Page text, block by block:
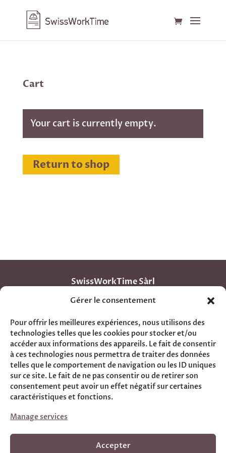
Gérer le consentement
Pour offrir les meilleures expériences, nous utilisons des
technologies telles que les cookies pour stocker et/ou
accéder aux informations des appareils. Le fait de consentir
à ces technologies nous permettra de traiter des données
telles que le comportement de navigation ou les ID uniques
sur ce site. Le fait de ne pas consentir ou de retirer son
consentement peut avoir un effet négatif sur certaines
caractéristiques et fonctions.
Manage services
Accepter
Cart
Your cart is currently empty.
Return to shop
SwissWorkTime Sàrl
Rue Pré Fleuri 2C
info@swissworktime.ch
Data protection and privacy
General terms and conditions